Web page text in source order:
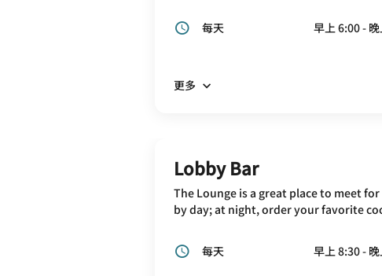
每天 早上 6:00 -
更多
Lobby Bar
The Lounge is a great place to meet
by day; at night, order your favorite
每天 早上 8:30 -